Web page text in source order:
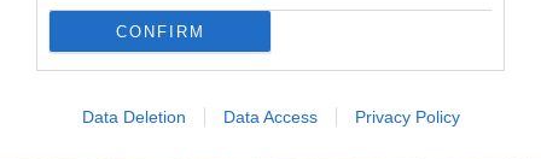
CONFIRM
Data Deletion Data Access Privacy Policy